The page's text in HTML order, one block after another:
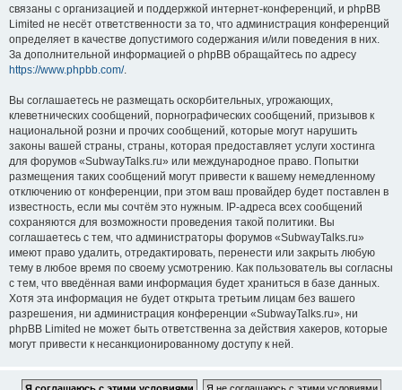
связаны с организацией и поддержкой интернет-конференций, и phpBB
Limited не несёт ответственности за то, что администрация конференций
определяет в качестве допустимого содержания и/или поведения в них.
За дополнительной информацией о phpBB обращайтесь по адресу
https://www.phpbb.com/.
Вы соглашаетесь не размещать оскорбительных, угрожающих,
клеветнических сообщений, порнографических сообщений, призывов к
национальной розни и прочих сообщений, которые могут нарушить
законы вашей страны, страны, которая предоставляет услуги хостинга
для форумов «SubwayTalks.ru» или международное право. Попытки
размещения таких сообщений могут привести к вашему немедленному
отключению от конференции, при этом ваш провайдер будет поставлен в
известность, если мы сочтём это нужным. IP-адреса всех сообщений
сохраняются для возможности проведения такой политики. Вы
соглашаетесь с тем, что администраторы форумов «SubwayTalks.ru»
имеют право удалить, отредактировать, перенести или закрыть любую
тему в любое время по своему усмотрению. Как пользователь вы согласны
с тем, что введённая вами информация будет храниться в базе данных.
Хотя эта информация не будет открыта третьим лицам без вашего
разрешения, ни администрация конференции «SubwayTalks.ru», ни
phpBB Limited не может быть ответственна за действия хакеров, которые
могут привести к несанкционированному доступу к ней.